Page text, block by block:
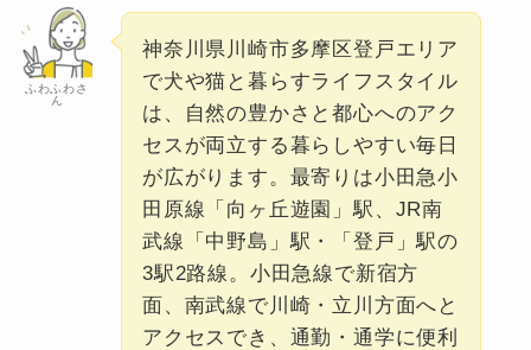
ふわふわさ
ん
神奈川県川崎市多摩区登戸エリア
で犬や猫と暮らすライフスタイル
は、自然の豊かさと都心へのアク
セスが両立する暮らしやすい毎日
が広がります。最寄りは小田急小
田原線「向ヶ丘遊園」駅、JR南
武線「中野島」駅・「登戸」駅の
3駅2路線。小田急線で新宿方
面、南武線で川崎・立川方面へと
アクセスでき、通勤・通学に便利